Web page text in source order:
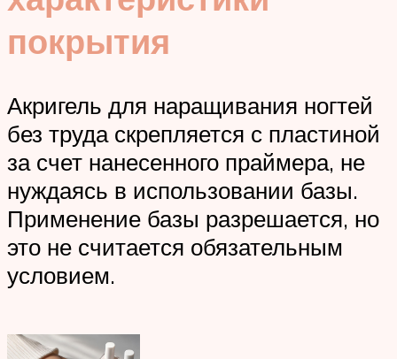
покрытия
Акригель для наращивания ногтей
без труда скрепляется с пластиной
за счет нанесенного праймера, не
нуждаясь в использовании базы.
Применение базы разрешается, но
это не считается обязательным
условием.